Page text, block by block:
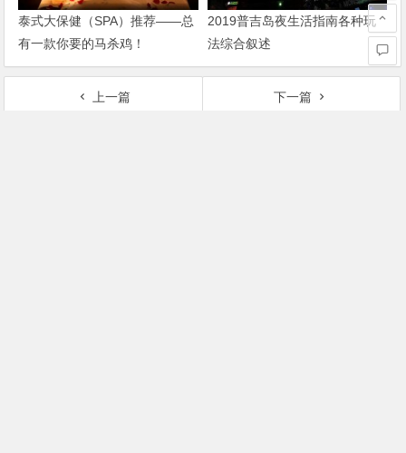
泰式大保健（SPA）推荐——总
有一款你要的马杀鸡！
2019普吉岛夜生活指南各种玩
法综合叙述
上一篇
下一篇